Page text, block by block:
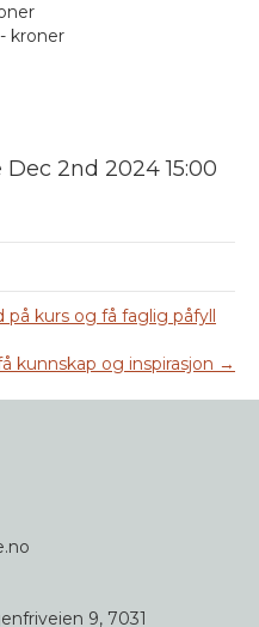
kroner
2nd 2024 15:00
kurs og få faglig påfyll
kunnskap og inspirasjon →
9, 7031